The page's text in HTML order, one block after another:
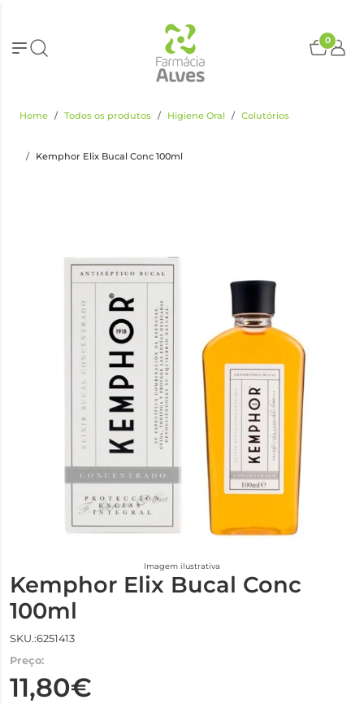
0
Home Todos os produtos Higiene Oral Colutórios
Kemphor Elix Bucal Conc 100ml
Imagem ilustrativa
Kemphor Elix Bucal Conc
100ml
SKU.:6251413
Preço:
11,80€